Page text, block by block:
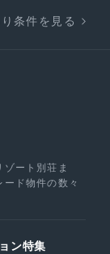
条件を見る
ート別荘ま
ド物件の数々
ン特集